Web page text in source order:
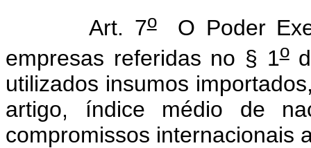
Art. 7oO Poder
empresas referidas no § 1o
utilizados insumos
artigo, índice médio de
compromissos internacionais